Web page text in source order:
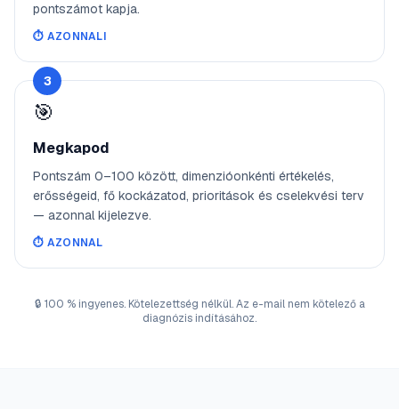
pontszámot kapja.
⏱️ AZONNALI
3
🎯
Megkapod
Pontszám 0–100 között, dimenzióonkénti értékelés,
erősségeid, fő kockázatod, prioritások és cselekvési terv
— azonnal kijelezve.
⏱️ AZONNAL
🔒 100 % ingyenes. Kötelezettség nélkül. Az e-mail nem kötelező a
diagnózis indításához.